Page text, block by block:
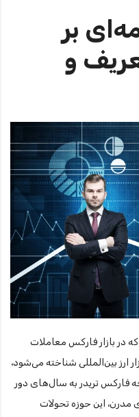
بر
و
بازار فارکس معاملات
ارز بین‌المللی شناخته می‌شود،
فارکس تریدر به سال‌های دور
مدرن، این حوزه تحولات